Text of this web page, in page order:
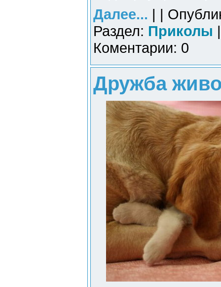
Далее... | |
Раздел: Приколы
Коментарии: 0
Дружба